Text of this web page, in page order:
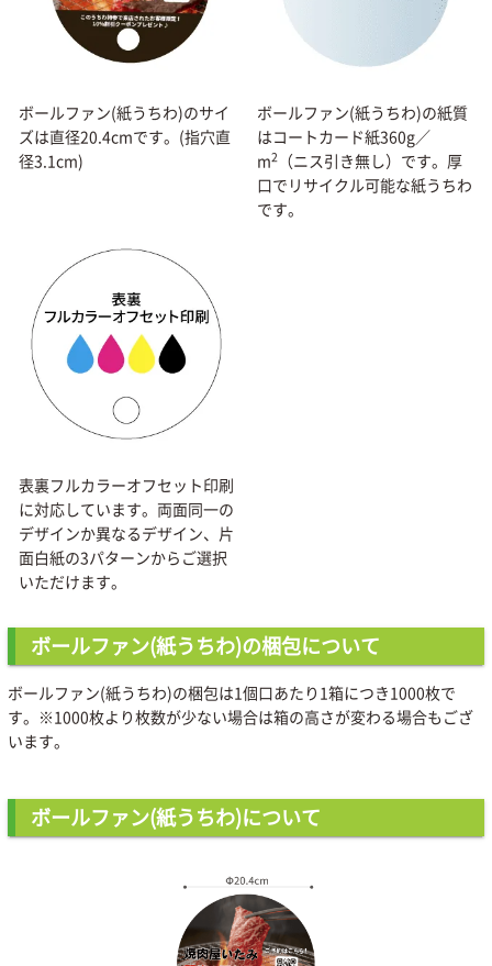
ボールファン(紙うちわ)のサイ
ズは直径20.4cmです。(指穴直
径3.1cm)
ボールファン(紙うちわ)の紙質
はコートカード紙360g／
m2
（ニス引き無し）です。厚
口でリサイクル可能な紙うちわ
です。
表裏フルカラーオフセット印刷
に対応しています。両面同一の
デザインか異なるデザイン、片
面白紙の3パターンからご選択
いただけます。
ボールファン(紙うちわ)の梱包について
ボールファン(紙うちわ)の梱包は1個口あたり1箱につき1000枚で
す。※1000枚より枚数が少ない場合は箱の高さが変わる場合もござ
います。
ボールファン(紙うちわ)について